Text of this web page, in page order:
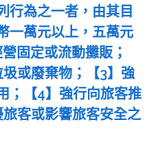
行為之一者，由其目
一萬元以上，五萬元
固定或流動攤販；
圾或廢棄物；【3】強
；【4】強行向旅客推
客或影響旅客安全之